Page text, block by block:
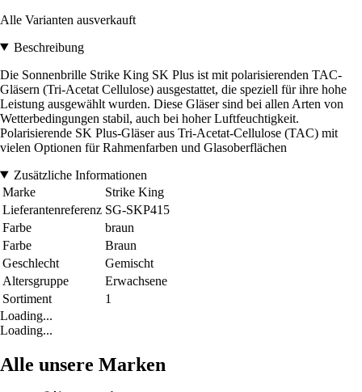
Alle Varianten ausverkauft
Beschreibung
Die Sonnenbrille Strike King SK Plus ist mit polarisierenden TAC-
Gläsern (Tri-Acetat Cellulose) ausgestattet, die speziell für ihre hohe
Leistung ausgewählt wurden. Diese Gläser sind bei allen Arten von
Wetterbedingungen stabil, auch bei hoher Luftfeuchtigkeit.
Polarisierende SK Plus-Gläser aus Tri-Acetat-Cellulose (TAC) mit
vielen Optionen für Rahmenfarben und Glasoberflächen
Zusätzliche Informationen
Marke
Strike King
Lieferantenreferenz SG-SKP415
Farbe
braun
Farbe
Braun
Geschlecht
Gemischt
Altersgruppe
Erwachsene
Sortiment
1
Loading...
Loading...
Alle unsere Marken